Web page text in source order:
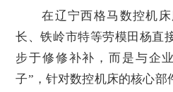
在辽宁西格马数控机床
长、铁岭市特等劳模田杨直
步于修修补补，而是与企
子”，针对数控机床的核心部